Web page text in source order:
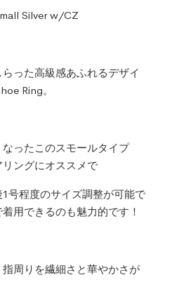
Silver w/CZ
った高級感あふれるデザイ
Ring。
ったこのスモールタイプ
ングにオススメで
号程度のサイズ調整が可能で
用できるのも魅力的です！
周りを繊細さと華やかさが